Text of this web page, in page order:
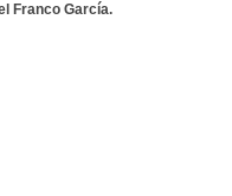
Franco García.